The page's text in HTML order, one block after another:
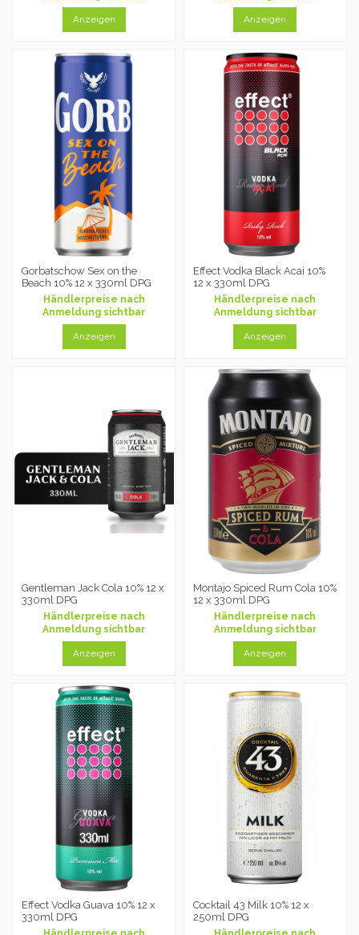
Anzeigen Anzeigen
Gorbatschow Sex on the
Beach 10% 12 x 330ml DPG
Händlerpreise nach
Anmeldung sichtbar
Anzeigen
Effect Vodka Black Acai 10%
12 x 330ml DPG
Händlerpreise nach
Anmeldung sichtbar
Anzeigen
Gentleman Jack Cola 10% 12 x
330ml DPG
Händlerpreise nach
Anmeldung sichtbar
Anzeigen
Montajo Spiced Rum Cola 10%
12 x 330ml DPG
Händlerpreise nach
Anmeldung sichtbar
Anzeigen
Effect Vodka Guava 10% 12 x
330ml DPG
Cocktail 43 Milk 10% 12 x
250ml DPG